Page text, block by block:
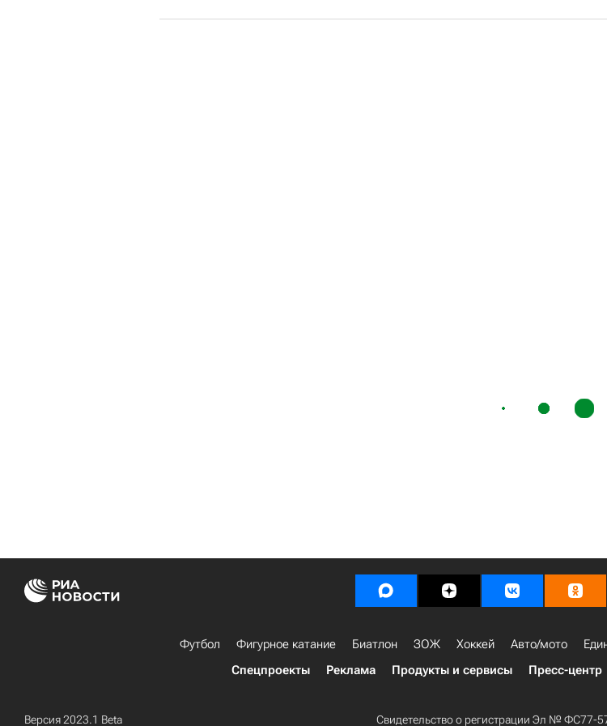
Футбол Фигурное катание Биатлон ЗОЖ Хоккей Авто/мото
Спецпроекты
Реклама Продукты и сервисы Пресс-центр
Версия 2023.1 Beta Свидетельство о регистрации Эл № ФС77-